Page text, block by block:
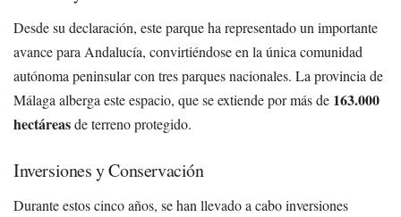
Desde su declaración, este parque ha representado un importante
avance para Andalucía, convirtiéndose en la única comunidad
autónoma peninsular con tres parques nacionales. La provincia de
Málaga alberga este espacio, que se extiende por más de 163.000
hectáreasde terreno protegido.
Inversiones y Conservación
Durante estos cinco años, se han llevado a cabo inversiones